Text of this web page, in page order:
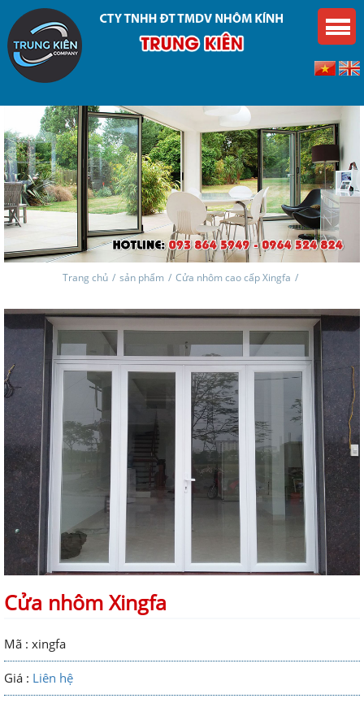
Trang chủ / sản phẩm / Cửa nhôm cao cấp Xingfa /
Cửa nhôm Xingfa
Mã : xingfa
Giá : Liên hệ